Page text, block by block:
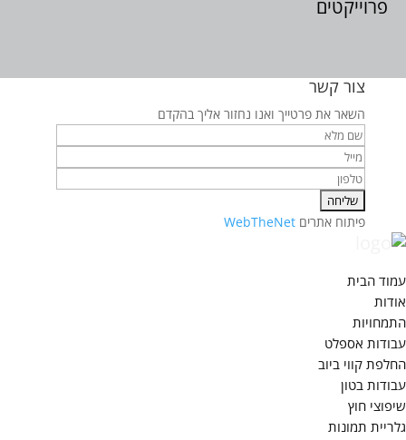
פרוייקטים
צור קשר
השאר את פרטייך ואנו נחזור אליך בהקדם
פיתוח אתרים WebTheNet
עמוד הבית
אודות
התמחויות
עבודות אספלט
החלפת קווי ביוב
עבודות בטון
שיפוצי חוץ
גלריית תמונות